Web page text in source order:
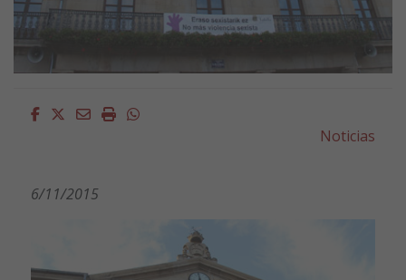
Facebook
Twitter
EmailImprimirWhatsapp
Noticias
6/11/2015